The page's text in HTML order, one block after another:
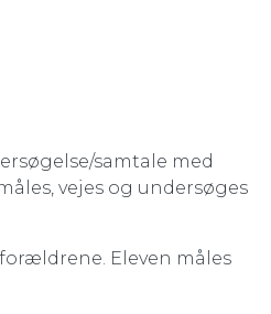
samtale med
vejes og undersøges
Eleven måles